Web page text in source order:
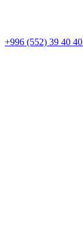
+996 (552) 39 40 40